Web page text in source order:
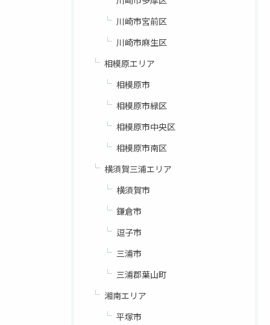
川崎市宮前区
川崎市麻生区
相模原エリア
相模原市
相模原市緑区
相模原市中央区
相模原市南区
横須賀三浦エリア
横須賀市
鎌倉市
逗子市
三浦市
三浦郡葉山町
湘南エリア
平塚市